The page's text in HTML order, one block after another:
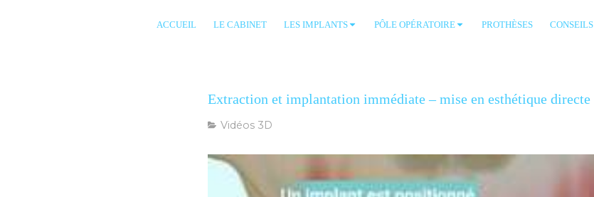
ACCUEIL LE CABINET LES IMPLANTS PÔLE OPÉRATOIRE PROTHÈSES CONSEILS
Extraction et implantation immédiate – mise en esthétique directe
Vidéos 3D